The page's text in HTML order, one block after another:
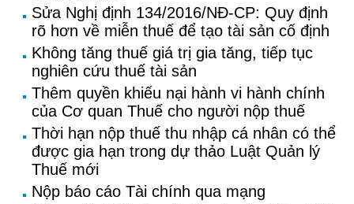
Sửa Nghị định 134/2016/NĐ-CP: Quy định
rõ hơn về miễn thuế để tạo tài sản cố định
Không tăng thuế giá trị gia tăng, tiếp tục
nghiên cứu thuế tài sản
Thêm quyền khiếu nại hành vi hành chính
của Cơ quan Thuế cho người nộp thuế
Thời hạn nộp thuế thu nhập cá nhân có thể
được gia hạn trong dự thảo Luật Quản lý
Thuế mới
Nộp báo cáo Tài chính qua mạng